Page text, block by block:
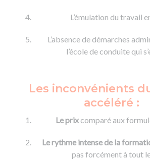
L’émulation du travail
L’absence de démarches
l’école de conduite qui
Les inconvénients
accéléré :
Le prixcomparé aux
Le rythme intense de la
pas forcément à tout